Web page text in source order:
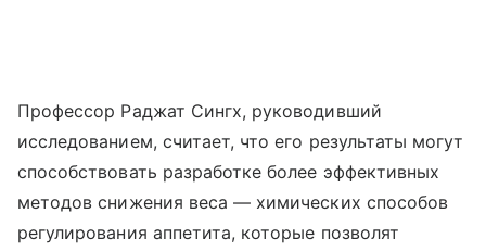
Профессор Раджат Сингх, руководивший
исследованием, считает, что его результаты могут
способствовать разработке более эффективных
методов снижения веса — химических способов
регулирования аппетита, которые позволят